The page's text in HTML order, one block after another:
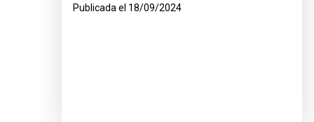
Publicada el 18/09/2024